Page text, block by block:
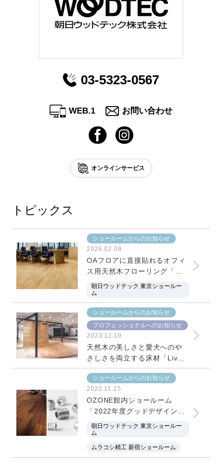
03-5323-0567
WEB.1 お問い合わせ
オンラインサービス
トピックス
ショールームからのお知らせ
2026.02.09
OAフロアに直接貼れるオフィ
ス用天然木フローリング「メ
ッセージオフィス」のご紹介
朝日ウッドテック 東京ショールー
ム
ショールームからのお知らせ
プロフェッショナルへのお知らせ
2023.12.19
天然木の美しさと愛犬へのや
さしさを両立する床材「Live
Natural for Dog」 朝日ウッド
テック 東京ショールーム
ショールームからのお知らせ
2022.11.25
OZONE館内ショールーム
「2022年度グッドデザイン・
ロングライフデザイン賞」受
賞のお知らせ
朝日ウッドテック 東京ショールー
ム
ムラコシ精工 新宿ショールーム